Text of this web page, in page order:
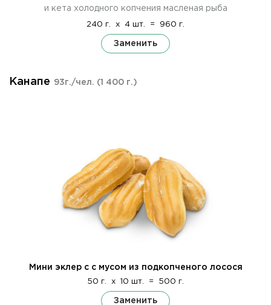
и кета холодного копчения масленая рыба
240 г. x 4 шт. = 960 г.
Заменить
Канапе 93г./чел. (1 400 г.)
Мини эклер с с мусом из подкопченого лосося
50 г. x 10 шт. = 500 г.
Заменить